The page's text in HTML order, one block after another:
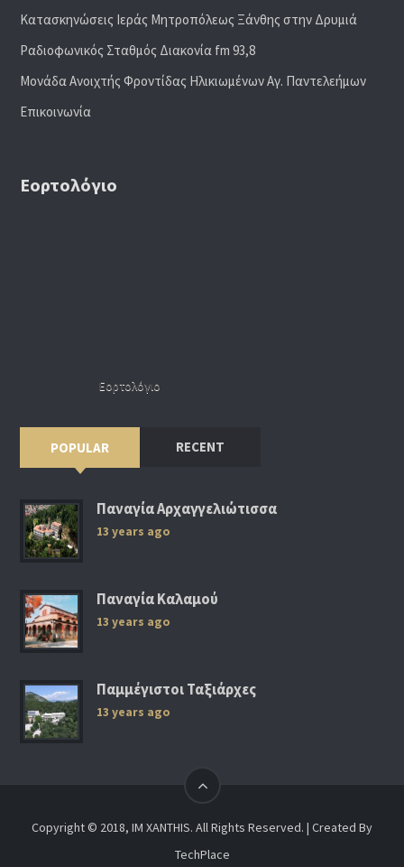
Κατασκηνώσεις Ιεράς Μητροπόλεως Ξάνθης στην Δρυμιά
Ραδιoφωνικός Σταθμός Διακονία fm 93,8
Μονάδα Ανοιχτής Φροντίδας Ηλικιωμένων Αγ. Παντελεήμων
Επικοινωνία
Εορτολόγιο
Εορτολόγιο
POPULAR RECENT
Παναγία Αρχαγγελιώτισσα
13 years ago
Παναγία Καλαμού
13 years ago
Παμμέγιστοι Ταξιάρχες
13 years ago
Copyright © 2018, IM XANTHIS. All Rights Reserved. | Created By
TechPlace